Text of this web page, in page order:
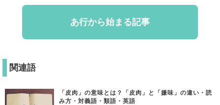
あ行から始まる記事
関連語
「皮肉」の意味とは？「皮肉」と「嫌味」の違い・読
み方・対義語・類語・英語